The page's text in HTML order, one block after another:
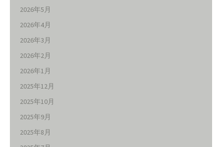
2026年5月
2026年4月
2026年3月
2026年2月
2026年1月
2025年12月
2025年10月
2025年9月
2025年8月